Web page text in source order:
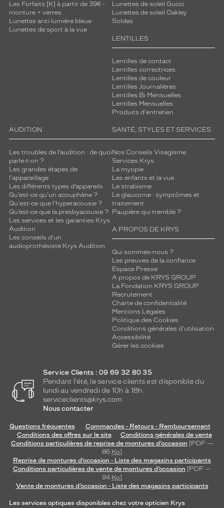
Les Forfaits [K] à partir de 39€ -
monture + verres
Lunettes anti-lumière bleue
Lunettes de sport à la vue
Lunettes de soleil Gucci
Lunettes de soleil Oakley
Soldes
LENTILLES
Lentilles de contact
Lentilles correctrices
Lentilles de couleur
Lentilles Journalières
Lentilles Bi Mensuelles
Lentilles Mensuelles
Produits d'entretien
AUDITION
Les troubles de l’audition : de quoi
parle-t-on ?
Les grandes étapes de
l'appareillage
Les différents types d’appareils
Qu’est-ce qu'un acouphène ?
Qu'est-ce que l'hyperacousie ?
Qu’est-ce que la presbyacousie ?
Les services et les garanties Krys
Audition
Les conseils d'un
audioprothésiste Krys Audition
SANTÉ, STYLES ET SERVICES
Nos Conseils Visagisme
Services Krys
La myopie
Les enfants et la vue
Le strabisme
Le glaucome : symptômes et
traitement
Paupière qui tremble ?
A PROPOS DE KRYS
Qui sommes-nous ?
Les preuves de la confiance
Espace Presse
A propos de KRYS GROUP
La Fondation KRYS GROUP
Recrutement
Charte de confidentialité
Mentions Légales
Politique des Cookies
Conditions générales d'utilisation
Accessibilité
Gérer les cookies
Service Clients : 09 69 32 80 35
Pendant l'été, le service clients est disponible du
lundi au vendredi de 10h à 18h.
serviceclients@krys.com
Nous contacter
Questions fréquentes
Commandes - Retours - Remboursement
Conditions des offres sur le site
Conditions générales de vente
Conditions particulières de reprise de montures d’occasion [PDF —
86 Ko]
Reprise de montures d’occasion - Liste des magasins participants
Conditions particulières de vente de montures d’occasion [PDF —
94 Ko]
Vente de montures d’occasion - Liste des magasins participants
Les services optiques disponibles chez votre opticien Krys